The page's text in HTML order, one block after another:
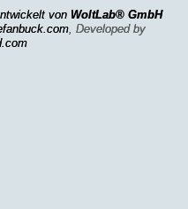
von WoltLab® GmbH
, Developed by